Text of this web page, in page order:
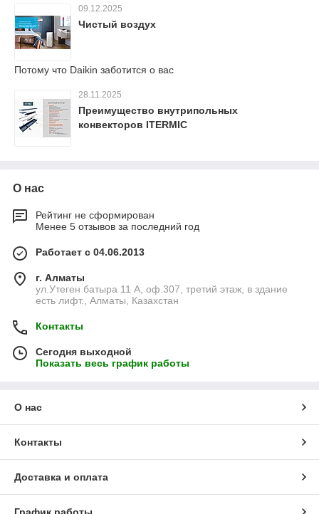
09.12.2025
Чистый воздух
Потому что Daikin заботится о вас
28.11.2025
Преимущество внутрипольных
конвекторов ITERMIC
О нас
Рейтинг не сформирован
Менее 5 отзывов за последний год
Работает с 04.06.2013
г. Алматы
ул.Утеген батыра 11 А, оф.307, третий этаж, в здание
есть лифт., Алматы, Казахстан
Контакты
Сегодня выходной
Показать весь график работы
О нас
Контакты
Доставка и оплата